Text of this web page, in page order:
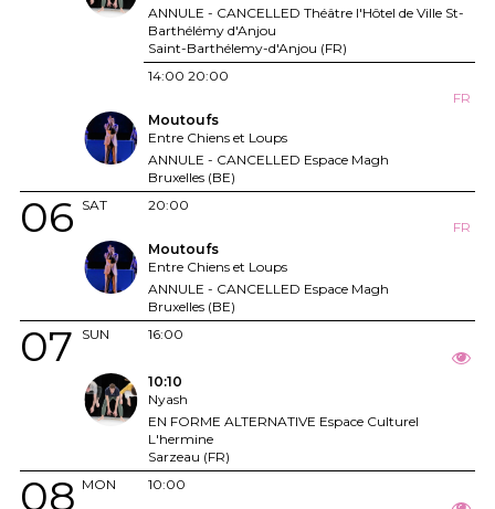
ANNULE - CANCELLED Théâtre l'Hôtel de Ville St-
Barthélémy d'Anjou
Saint-Barthélemy-d'Anjou (FR)
14:00 20:00
FR
Moutoufs
Entre Chiens et Loups
ANNULE - CANCELLED Espace Magh
Bruxelles (BE)
SAT
06
20:00
FR
Moutoufs
Entre Chiens et Loups
ANNULE - CANCELLED Espace Magh
Bruxelles (BE)
SUN
07 16:00
10:10
Nyash
EN FORME ALTERNATIVE Espace Culturel
L'hermine
Sarzeau (FR)
MON
08 10:00